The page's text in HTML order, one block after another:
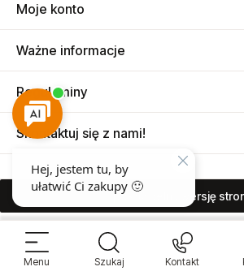
Moje konto
Ważne informacje
Regulaminy
Skontaktuj się z nami!
pokaż pełną wersję
Sprzedaż i serwis narzędzi pneumatycznych w
15, 04-522 Warszawa ( Marysin Wawerski )